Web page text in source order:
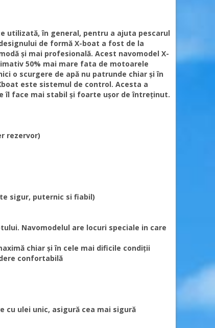
utilizată, în general, pentru a ajuta pescarul
de formă X-boat a fost de la
și mai profesională. Acest navomodel X-
50% mai mare fata de motoarele
o scurgere de apă nu patrunde chiar și în
este sistemul de control. Acesta a
îl face mai stabil și foarte ușor de întreținut.
rezervor)
sigur, puternic si fiabil)
Navomodelul are locuri speciale in care
chiar și în cele mai dificile condiții
confortabilă
cu ulei unic, asigură cea mai sigură